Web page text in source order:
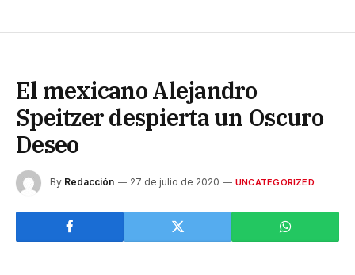
El mexicano Alejandro
Speitzer despierta un Oscuro
Deseo
By Redacción 27 de julio de 2020 UNCATEGORIZED